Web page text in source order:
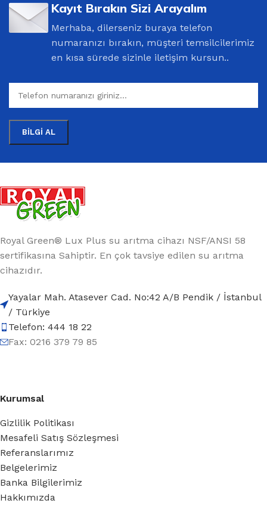
Kayıt Bırakın Sizi Arayalım
Merhaba, dilerseniz buraya telefon
numaranızı bırakın, müşteri temsilcilerimiz
en kısa sürede sizinle iletişim kursun..
Royal Green® Lux Plus su arıtma cihazı NSF/ANSI 58
sertifikasına Sahiptir. En çok tavsiye edilen su arıtma
cihazıdır.
Yayalar Mah. Atasever Cad. No:42 A/B Pendik / İstanbul
/ Türkiye
Telefon: 444 18 22
Fax: 0216 379 79 85
Kurumsal
Gizlilik Politikası
Mesafeli Satış Sözleşmesi
Referanslarımız
Belgelerimiz
Banka Bilgilerimiz
Hakkımızda